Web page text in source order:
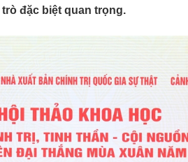
Thể thao
Bóng đá
eSports
Văn hóa
Sân khấu - Điện ảnh
Văn học
đặc biệt quan trọng.